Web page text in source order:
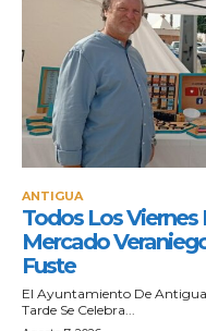
ANTIGUA
Todos Los Viernes
Mercado
Fuste
El Ayuntamiento De Antigua
Tarde Se Celebra...